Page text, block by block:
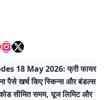
18 May 2026: फ्री फायर
पैसे खर्च किए स्किन्स और बंडल्स
सीमित समय, यूज लिमिट और